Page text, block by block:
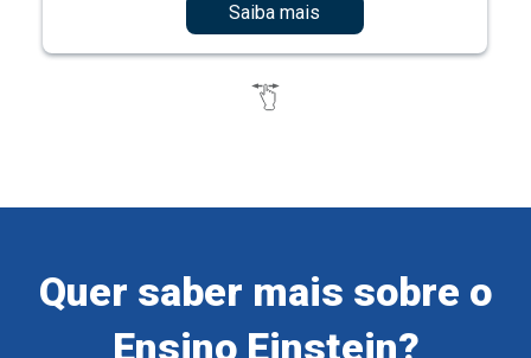
Saiba mais
Quer saber mais sobre o
Ensino Einstein?